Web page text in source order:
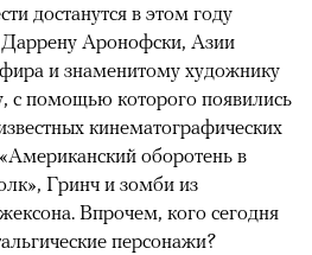
достанутся в этом году
Аронофски, Азии
и знаменитому художнику
с помощью которого появились
кинематографических
оборотень в
Гринч и зомби из
Впрочем, кого сегодня
персонажи?